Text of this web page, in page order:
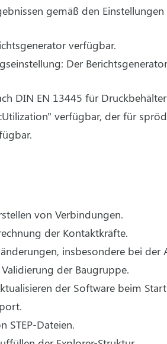
gemäß den
verfügbar.
Der
DIN EN 13445 für
verfügbar, der für
von Verbindungen.
der Kontaktkräfte.
insbesondere bei der
der Baugruppe.
der Software beim
STEP-Dateien.